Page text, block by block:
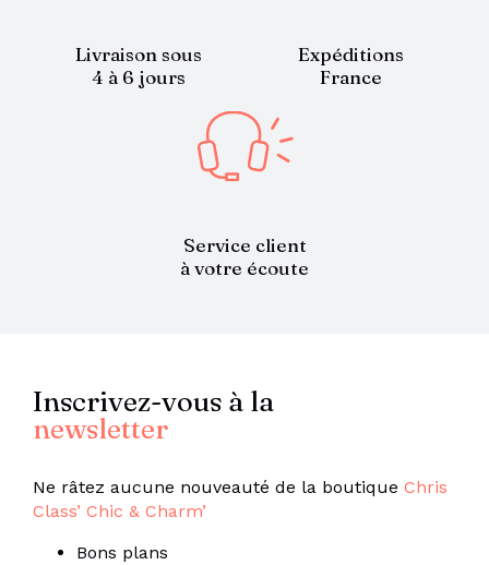
Livraison sous
4 à 6 jours
Expéditions
France
Service client
à votre écoute
Inscrivez-vous à la
newsletter
Ne râtez aucune nouveauté de la boutique Chris
Class’ Chic & Charm’
Bons plans